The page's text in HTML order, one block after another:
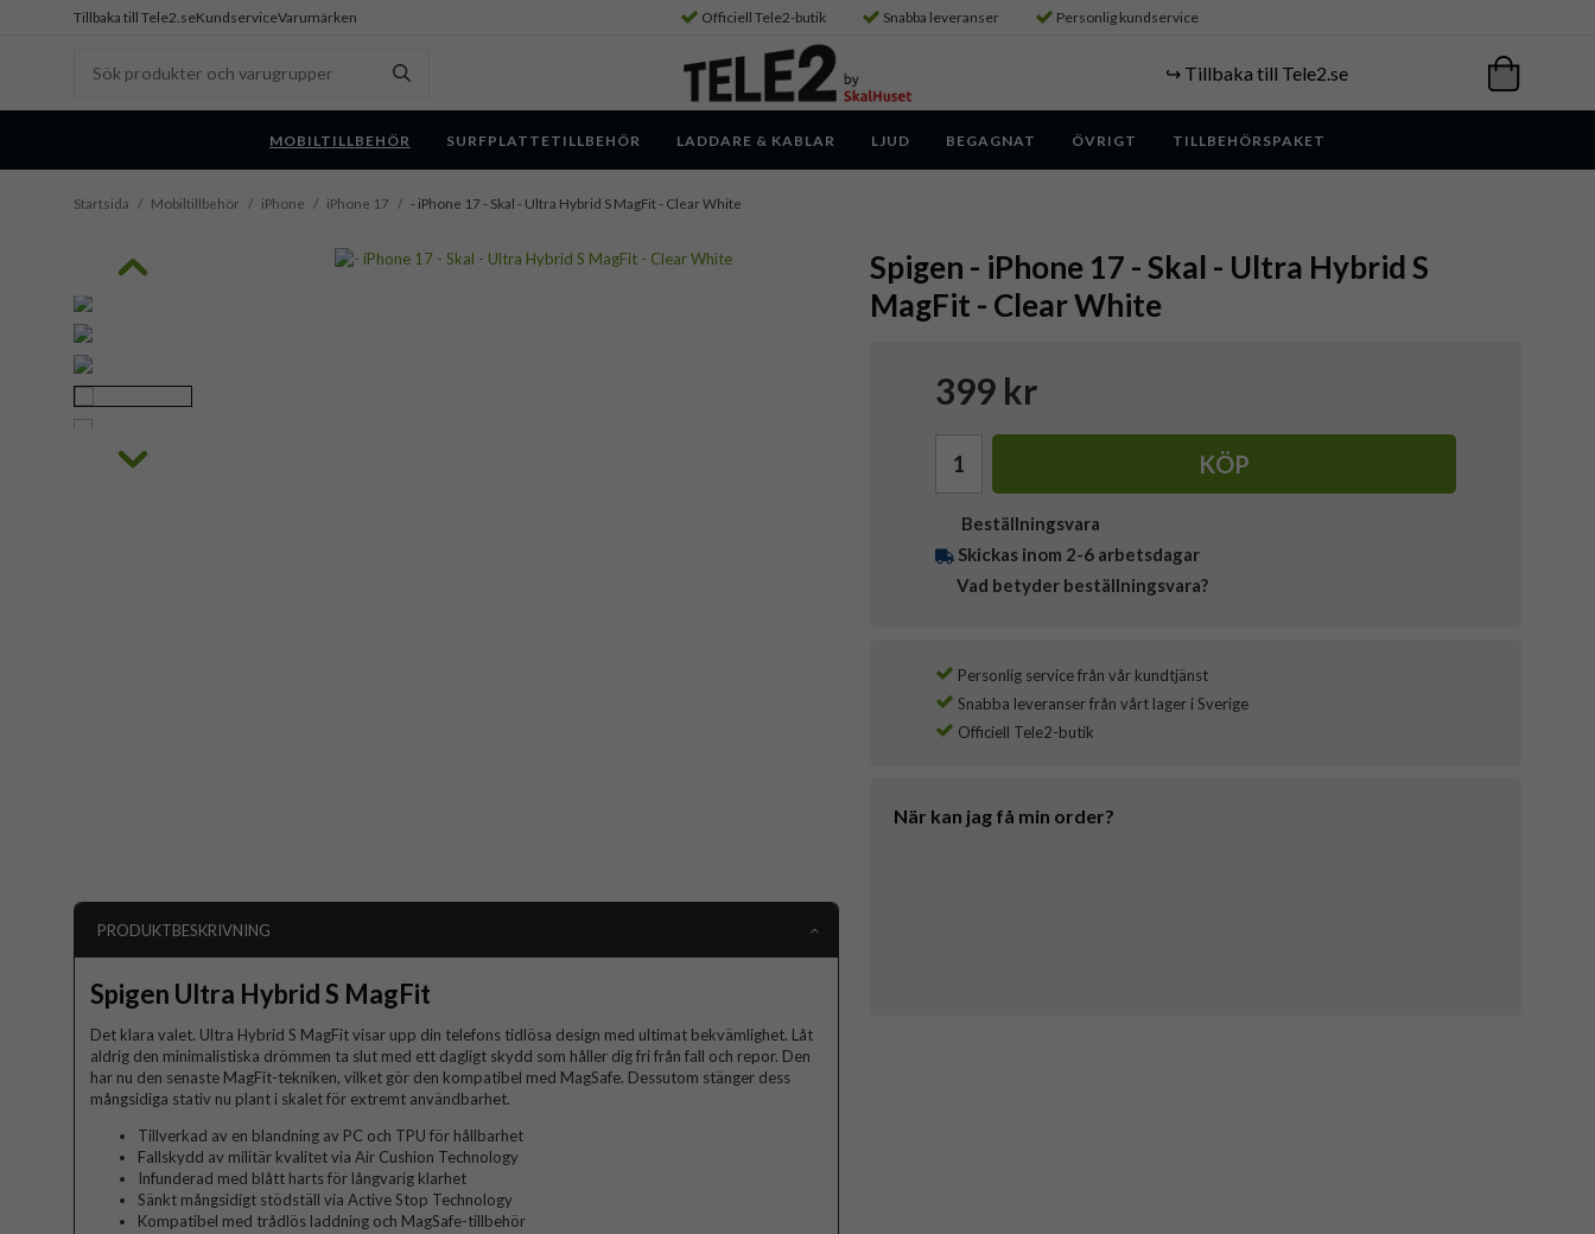
Tillbaka till Tele2.seKundserviceVarumärken Officiell Tele2-butik Snabba leveranser Personlig kundservice
↪️ Tillbaka till Tele2.se
MOBILTILLBEHÖR SURFPLATTETILLBEHÖR LADDARE & KABLAR LJUD BEGAGNAT ÖVRIGT TILLBEHÖRSPAKET
Startsida / Mobiltillbehör / iPhone / iPhone 17 / - iPhone 17 - Skal - Ultra Hybrid S MagFit - Clear White
Spigen - iPhone 17 - Skal - Ultra Hybrid S
MagFit - Clear White
399 kr
KÖP
Beställningsvara
Skickas inom 2-6 arbetsdagar
Vad betyder beställningsvara?
Personlig service från vår kundtjänst
Snabba leveranser från vårt lager i Sverige
Officiell Tele2-butik
När kan jag få min order?
PRODUKTBESKRIVNING
Spigen Ultra Hybrid S MagFit
Det klara valet. Ultra Hybrid S MagFit visar upp din telefons tidlösa design med ultimat bekvämlighet. Låt
aldrig den minimalistiska drömmen ta slut med ett dagligt skydd som håller dig fri från fall och repor. Den
har nu den senaste MagFit-tekniken, vilket gör den kompatibel med MagSafe. Dessutom stänger dess
mångsidiga stativ nu plant i skalet för extremt användbarhet.
Tillverkad av en blandning av PC och TPU för hållbarhet
Fallskydd av militär kvalitet via Air Cushion Technology
Infunderad med blått harts för långvarig klarhet
Sänkt mångsidigt stödställ via Active Stop Technology
Kompatibel med trådlös laddning och MagSafe-tillbehör